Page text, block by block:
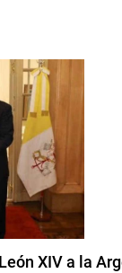
XIV a la